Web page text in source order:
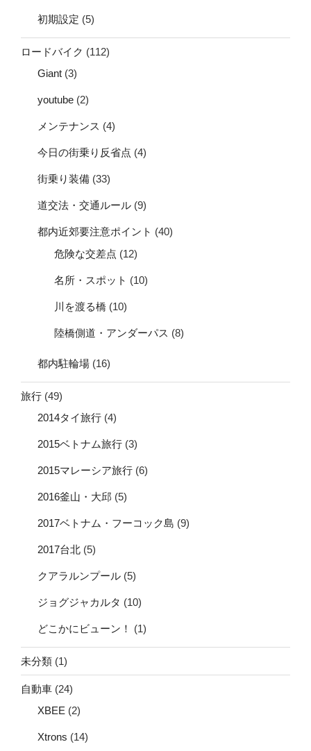
初期設定 (5)
ロードバイク (112)
Giant (3)
youtube (2)
メンテナンス (4)
今日の街乗り反省点 (4)
街乗り装備 (33)
道交法・交通ルール (9)
都内近郊要注意ポイント (40)
危険な交差点 (12)
名所・スポット (10)
川を渡る橋 (10)
陸橋側道・アンダーパス (8)
都内駐輪場 (16)
旅行 (49)
2014タイ旅行 (4)
2015ベトナム旅行 (3)
2015マレーシア旅行 (6)
2016釜山・大邱 (5)
2017ベトナム・フーコック島 (9)
2017台北 (5)
クアラルンプール (5)
ジョグジャカルタ (10)
どこかにビューン！ (1)
未分類 (1)
自動車 (24)
XBEE (2)
Xtrons (14)